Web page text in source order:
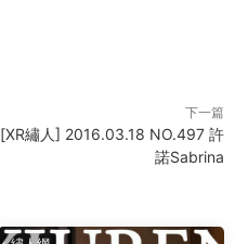
下一篇
[XR繡人] 2016.03.18 NO.497 許
諾Sabrina